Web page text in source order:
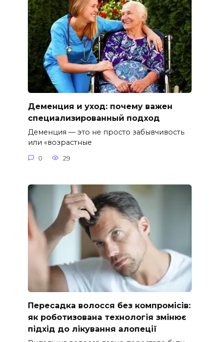
Деменция и уход: почему важен
специализированный подход
Деменция — это не просто забывчивость
или «возрастные
0 29
Пересадка волосся без компромісів:
як роботизована технологія змінює
підхід до лікування алопеції